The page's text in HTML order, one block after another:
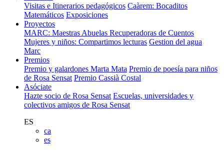
Visitas e Itinerarios pedagógicos Caàrem: Bocaditos
Matemáticos Exposiciones
Proyectos
MARC: Maestras Abuelas Recuperadoras de Cuentos
Mujeres y niños: Compartimos lecturas Gestion del agua
Marc
Premios
Premio y galardones Marta Mata Premio de poesía para niños
de Rosa Sensat Premio Cassià Costal
Asóciate
Hazte socio de Rosa Sensat Escuelas, universidades y
colectivos amigos de Rosa Sensat
ES
ca
es